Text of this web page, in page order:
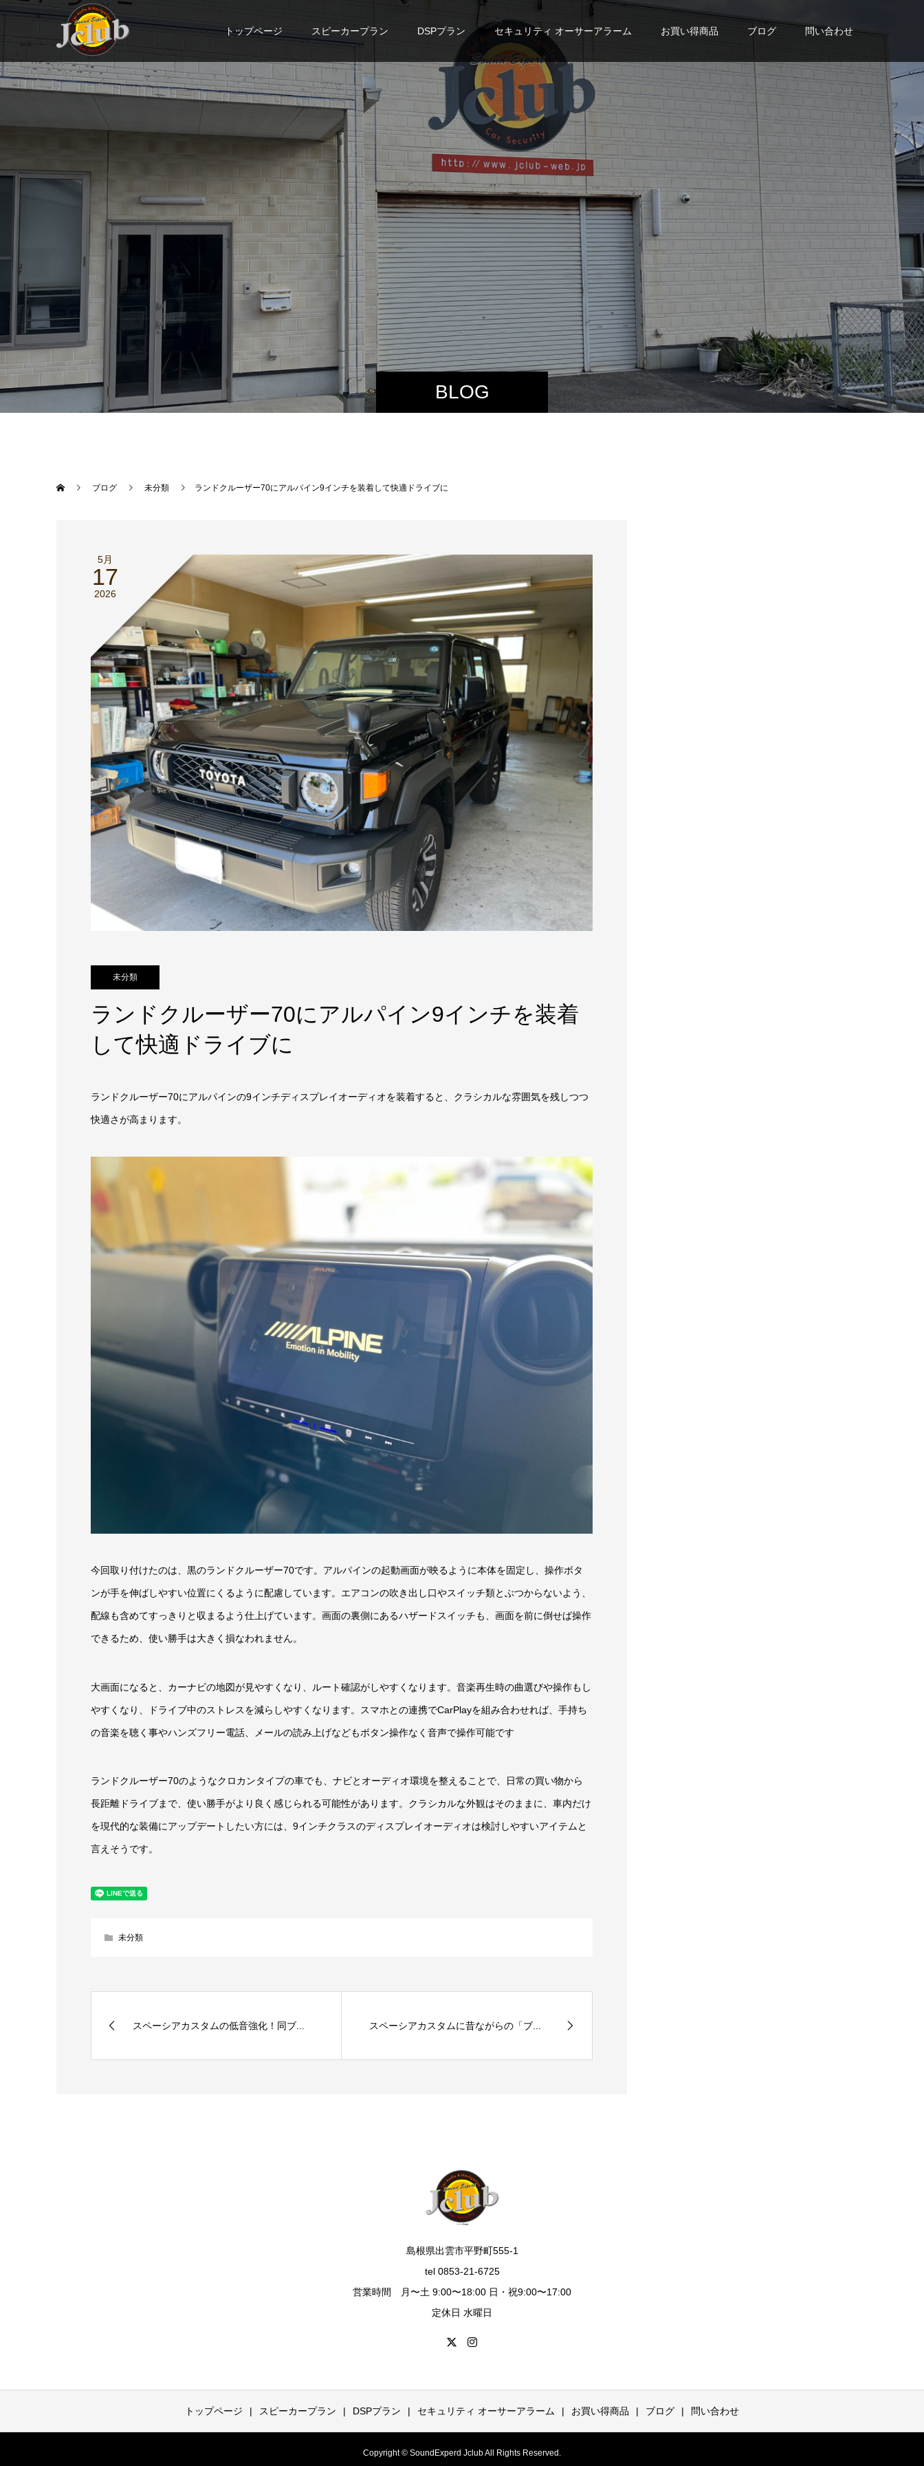
トップページ スピーカープラン DSPプラン セキュリティ オーサーアラーム お買い得商品 ブログ 問い合わせ
BLOG
ブログ 未分類 ランドクルーザー70にアルパイン9インチを装着して快適ドライブに
5月
17
2026
未分類
ランドクルーザー70にアルパイン9インチを装着
して快適ドライブに
ランドクルーザー70にアルパインの9インチディスプレイオーディオを装着すると、クラシカルな雰囲気を残しつつ
快適さが高まります。
今回取り付けたのは、黒のランドクルーザー70です。アルパインの起動画面が映るように本体を固定し、操作ボタ
ンが手を伸ばしやすい位置にくるように配慮しています。エアコンの吹き出し口やスイッチ類とぶつからないよう、
配線も含めてすっきりと収まるよう仕上げています。画面の裏側にあるハザードスイッチも、画面を前に倒せば操作
できるため、使い勝手は大きく損なわれません。
大画面になると、カーナビの地図が見やすくなり、ルート確認がしやすくなります。音楽再生時の曲選びや操作もし
やすくなり、ドライブ中のストレスを減らしやすくなります。スマホとの連携でCarPlayを組み合わせれば、手持ち
の音楽を聴く事やハンズフリー電話、メールの読み上げなどもボタン操作なく音声で操作可能です
ランドクルーザー70のようなクロカンタイプの車でも、ナビとオーディオ環境を整えることで、日常の買い物から
長距離ドライブまで、使い勝手がより良く感じられる可能性があります。クラシカルな外観はそのままに、車内だけ
を現代的な装備にアップデートしたい方には、9インチクラスのディスプレイオーディオは検討しやすいアイテムと
言えそうです。
未分類
スペーシアカスタムの低音強化！同ブ... スペーシアカスタムに昔ながらの「ブ...
島根県出雲市平野町555-1
tel 0853-21-6725
営業時間 月〜土 9:00〜18:00 日・祝9:00〜17:00
定休日 水曜日
トップページ スピーカープラン DSPプラン セキュリティ オーサーアラーム お買い得商品 ブログ 問い合わせ
Copyright © SoundExperd Jclub All Rights Reserved.